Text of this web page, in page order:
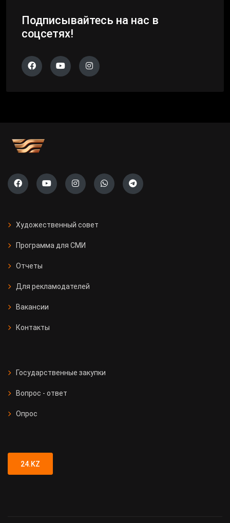
Подписывайтесь на нас в
соцсетях!
Художественный совет
Программа для СМИ
Отчеты
Для рекламодателей
Вакансии
Контакты
Государственные закупки
Вопрос - ответ
Опрос
24.KZ